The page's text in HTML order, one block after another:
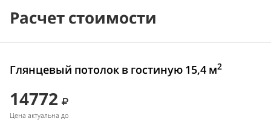
Расчет стоимости
Глянцевый потолок в гостиную 15,4 м2
14772
Цена актуальна до